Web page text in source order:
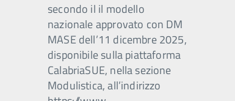
secondo il il modello
nazionale approvato con DM
MASE dell’11 dicembre 2025,
disponibile sulla piattaforma
CalabriaSUE, nella sezione
Modulistica, all’indirizzo